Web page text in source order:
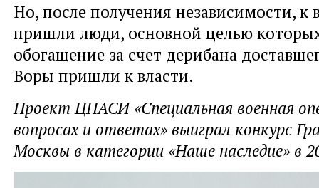
Но, после получения независимости, к
пришли люди, основной целью
обогащение за счет дерибана
Воры пришли к власти.
Проект ЦПАСИ «Специальная военная
вопросах и ответах» выиграл конкурс
Москвы в категории «Наше наследие» в